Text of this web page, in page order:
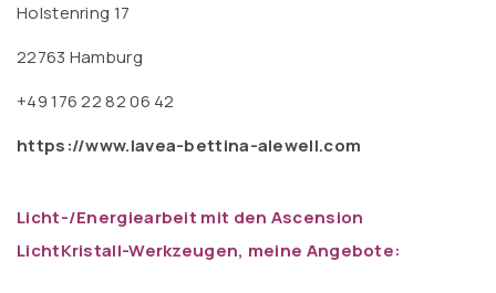
Holstenring 17
22763 Hamburg
+49 176 22 82 06 42
https://www.lavea-bettina-alewell.com
Licht-/Energiearbeit mit den Ascension
LichtKristall-Werkzeugen, meine Angebote: